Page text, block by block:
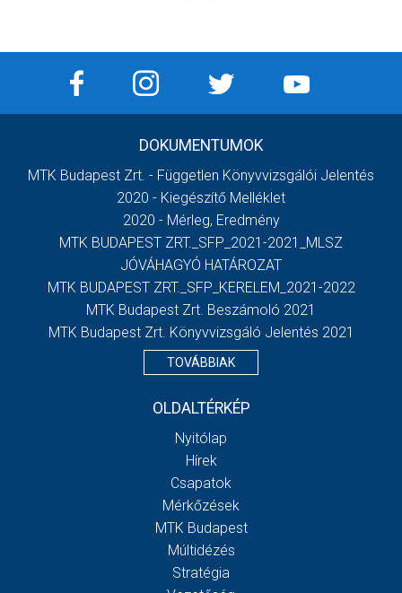
DOKUMENTUMOK
MTK Budapest Zrt. - Független Könyvvizsgálói Jelentés
2020 - Kiegészítő Melléklet
2020 - Mérleg, Eredmény
MTK BUDAPEST ZRT._SFP_2021-2021_MLSZ
JÓVÁHAGYÓ HATÁROZAT
MTK BUDAPEST ZRT._SFP_KERELEM_2021-2022
MTK Budapest Zrt. Beszámoló 2021
MTK Budapest Zrt. Könyvvizsgáló Jelentés 2021
TOVÁBBIAK
OLDALTÉRKÉP
Nyitólap
Hírek
Csapatok
Mérkőzések
MTK Budapest
Múltidézés
Stratégia